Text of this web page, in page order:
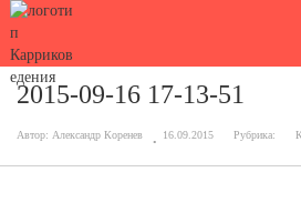
2015-09-16 17-13-51
Автор: Александр Коренев 16.09.2015 Рубрика: